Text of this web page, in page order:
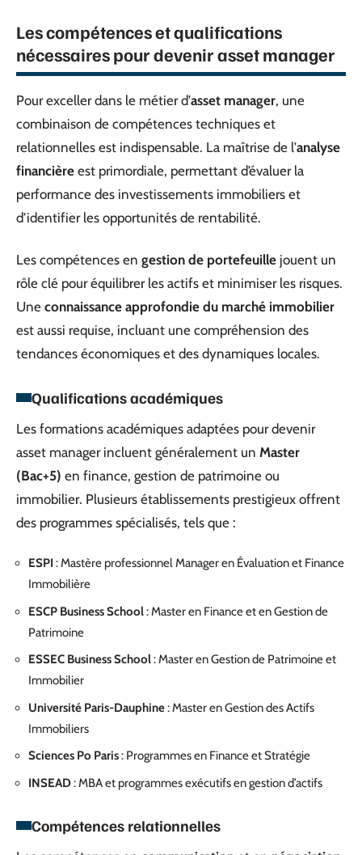
Les compétences et qualifications
nécessaires pour devenir asset manager
Pour exceller dans le métier d’asset manager, une
combinaison de compétences techniques et
relationnelles est indispensable. La maîtrise de l’analyse
financière est primordiale, permettant d’évaluer la
performance des investissements immobiliers et
d’identifier les opportunités de rentabilité.
Les compétences en gestion de portefeuille jouent un
rôle clé pour équilibrer les actifs et minimiser les risques.
Une connaissance approfondie du marché immobilier
est aussi requise, incluant une compréhension des
tendances économiques et des dynamiques locales.
Qualifications académiques
Les formations académiques adaptées pour devenir
asset manager incluent généralement un Master
(Bac+5) en finance, gestion de patrimoine ou
immobilier. Plusieurs établissements prestigieux offrent
des programmes spécialisés, tels que :
ESPI : Mastère professionnel Manager en Évaluation et Finance
Immobilière
ESCP Business School: Master en Finance et en Gestion de
Patrimoine
ESSEC Business School: Master en Gestion de Patrimoine et
Immobilier
Université Paris-Dauphine: Master en Gestion des Actifs
Immobiliers
Sciences Po Paris: Programmes en Finance et Stratégie
INSEAD: MBA et programmes exécutifs en gestion d’actifs
Compétences relationnelles